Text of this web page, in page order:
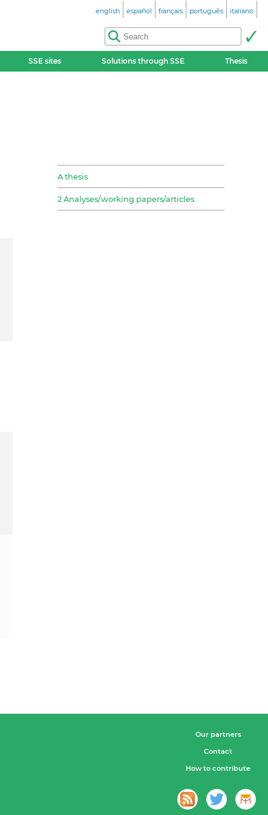
english español français português italiano
SSE sites Solutions through SSE Thesis
A thesis
2 Analyses/working papers/articles
Our partners
Contact
How to contribute